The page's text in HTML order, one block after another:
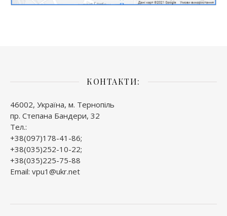
КОНТАКТИ:
46002, Україна, м. Тернопіль
пр. Степана Бандери, 32
Тел.:
+38(097)178-41-86;
+38(035)252-10-22;
+38(035)225-75-88
Email: vpu1@ukr.net